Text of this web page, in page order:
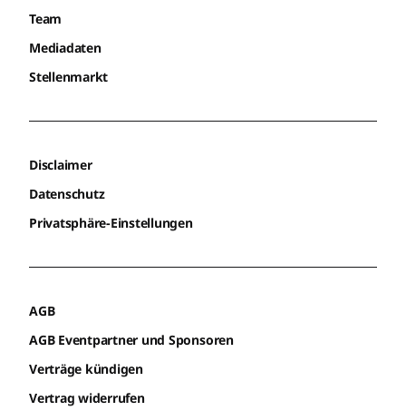
Team
Mediadaten
Stellenmarkt
Disclaimer
Datenschutz
Privatsphäre-Einstellungen
AGB
AGB Eventpartner und Sponsoren
Verträge kündigen
Vertrag widerrufen